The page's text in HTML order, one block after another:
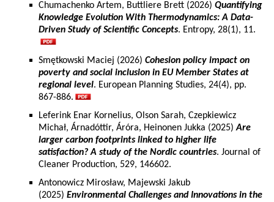
Chumachenko Artem, Buttliere Brett (2026) Quantifying
Knowledge Evolution With Thermodynamics: A Data-
Driven Study of Scientific Concepts. Entropy, 28(1), 11.
Smętkowski Maciej (2026) Cohesion policy impact on
poverty and social inclusion in EU Member States at
regional level. European Planning Studies, 24(4), pp.
867-886.
Leferink Enar Kornelius, Olson Sarah, Czepkiewicz
Michał, Árnadóttir, Áróra, Heinonen Jukka (2025)Are
larger carbon footprints linked to higher life
satisfaction? A study of the Nordic countries. Journal of
Cleaner Production, 529, 146602.
Antonowicz Mirosław, Majewski Jakub
(2025) Environmental Challenges and Innovations in the